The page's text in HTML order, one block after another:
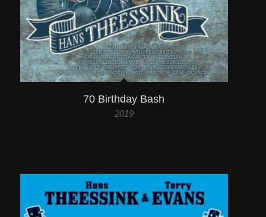
70 Birthday Bash
2019